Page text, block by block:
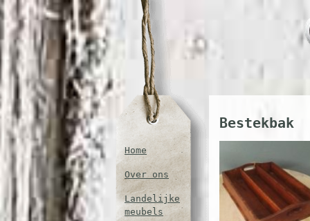
Home
Over ons
Landelijke
meubels
Bestekbak